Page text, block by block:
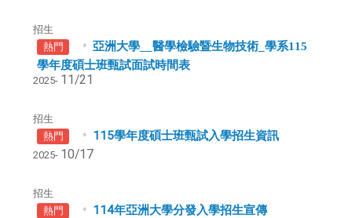
招生
熱門
亞洲大學__醫學檢驗暨生物技術_學系115
學年度碩士班甄試面試時間表
2025- 11/21
招生
熱門
115學年度碩士班甄試入學招生資訊
2025- 10/17
招生
熱門
114年亞洲大學分發入學招生宣傳